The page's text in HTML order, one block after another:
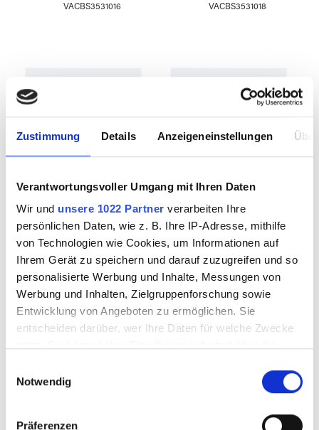
Zustimmung Details Anzeigeneinstellungen
Verantwortungsvoller Umgang mit Ihren Daten
Wir und unsere 1022 Partner verarbeiten Ihre
persönlichen Daten, wie z. B. Ihre IP-Adresse, mithilfe
von Technologien wie Cookies, um Informationen auf
Ihrem Gerät zu speichern und darauf zuzugreifen und so
personalisierte Werbung und Inhalte, Messungen von
Werbung und Inhalten, Zielgruppenforschung sowie
Entwicklung von Angeboten zu ermöglichen. Sie
entscheiden darüber, wer Ihre Daten für welche Zwecke
Trigger Symbol ändern oder widerrufen
Notwendig
Präferenzen
VACBS3531016 VACBS3531018
CBS Dichroic S1009
CX TRBH AK96
VACBS3531020
CBS Dichroic S100
RB1 AK96
VACBS3531021